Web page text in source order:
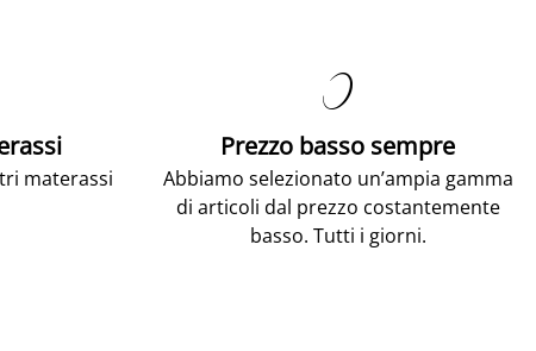
materassi

Prezzo basso sempre
Abbiamo selezionato un’ampia gamma
di articoli dal prezzo costantemente
basso. Tutti i giorni.